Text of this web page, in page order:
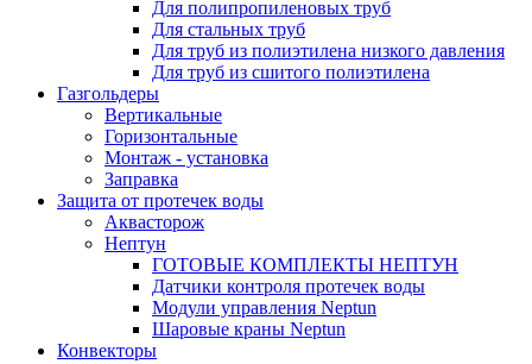
Для полипропиленовых труб
Для стальных труб
Для труб из полиэтилена низкого давления
Для труб из сшитого полиэтилена
Газгольдеры
Вертикальные
Горизонтальные
Монтаж - установка
Заправка
Защита от протечек воды
Аквасторож
Нептун
ГОТОВЫЕ КОМПЛЕКТЫ НЕПТУН
Датчики контроля протечек воды
Модули управления Neptun
Шаровые краны Neptun
Конвекторы